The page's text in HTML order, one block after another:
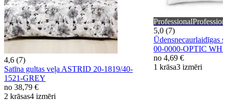
4,6 (7)
Satīna gultas veļa ASTRID 20-1819/40-
1521-GREY
no 38,79 €
2 krāsas4 izmēri
Professional
5,0 (7)
Ūdensnecaurlaidīgas
00-0000-OPTIC
no 4,69 €
1 krāsa3 izmēri